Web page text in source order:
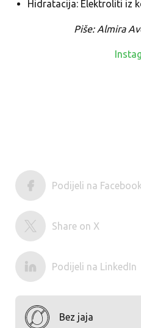
Hidratacija: Elektroliti iz
Piše: Almira
Podijeli na Facebook
Share on X
Podijeli na LinkedIn
Bez jaja